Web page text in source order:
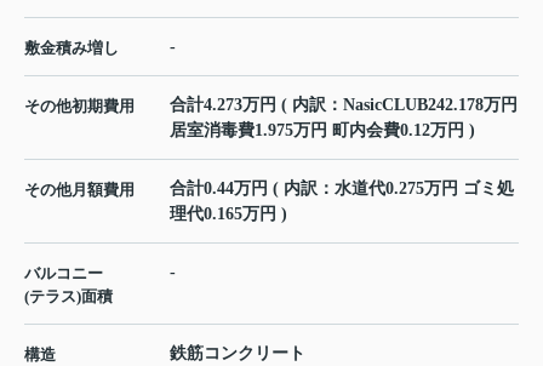
敷金積み増し -
その他初期費用
合計4.273万円 ( 内訳：NasicCLUB242.178万円
居室消毒費1.975万円 町内会費0.12万円 )
その他月額費用
合計0.44万円 ( 内訳：水道代0.275万円 ゴミ処
理代0.165万円 )
バルコニー
(テラス)面積
-
構造 鉄筋コンクリート